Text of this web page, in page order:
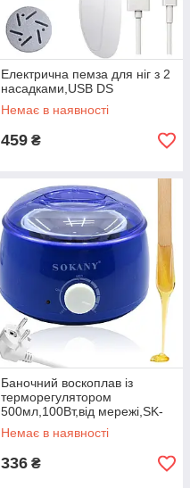
Електрична пемза для ніг з 2
насадками,USB DS
Немає в наявності
459 ₴
Баночний воскоплав із
терморегулятором
500мл,100Вт,від мережі,SK-
117 DS
Немає в наявності
336 ₴